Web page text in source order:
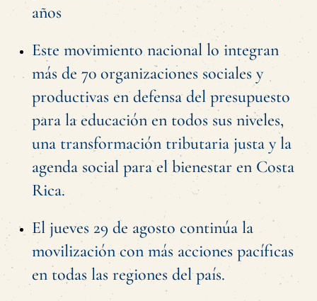
años
Este movimiento nacional lo integran
más de 70 organizaciones sociales y
productivas en defensa del presupuesto
para la educación en todos sus niveles,
una transformación tributaria justa y la
agenda social para el bienestar en Costa
Rica.
El jueves 29 de agosto continúa la
movilización con más acciones pacíficas
en todas las regiones del país.